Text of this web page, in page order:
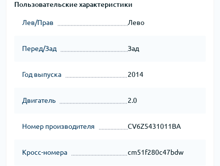
Пользовательские характеристики
Лев/Прав Лево
Перед/Зад Зад
Год выпуска 2014
Двигатель 2.0
Номер производителя CV6Z5431011BA
Кросс-номера cm51f280c47bdw